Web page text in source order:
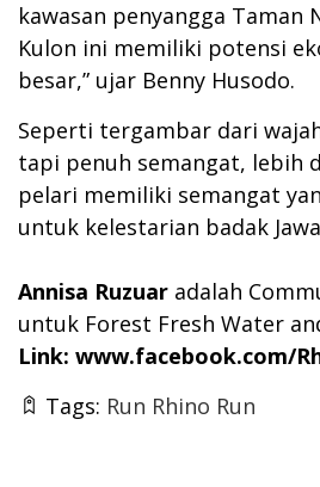
kawasan penyangga Taman
Kulon ini memiliki potensi
besar,” ujar Benny Husodo.
Seperti tergambar dari
tapi penuh semangat, lebih
pelari memiliki semangat
untuk kelestarian badak
Annisa Ruzuar adalah
untuk Forest Fresh Water
Link: www.facebook.com/
Tags: Run Rhino Run